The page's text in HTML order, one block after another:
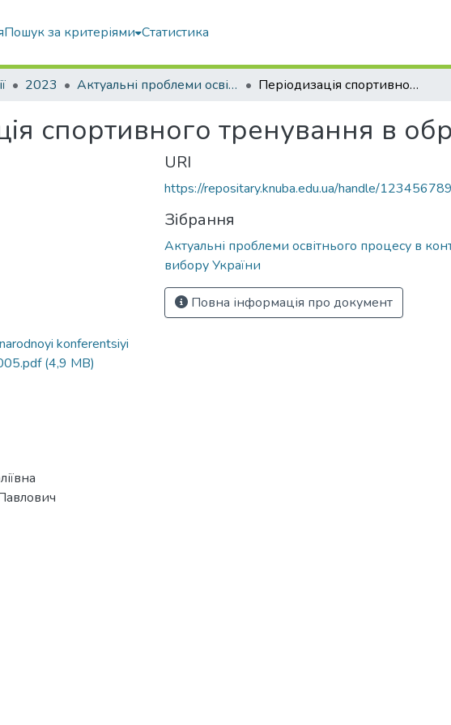
Пошук за критеріями Статистика
2023 Актуальні проблеми освітнього процесу в контексті європейського вибору України Періодизація спортивного тренування в обраному виді спорту
спортивного тренування в
konferentsiyi
(4,9 MB)
URI
https://repositary.knuba.edu.ua/handle/
Зібрання
Актуальні проблеми освітнього процесу в
вибору України
Повна інформація про документ